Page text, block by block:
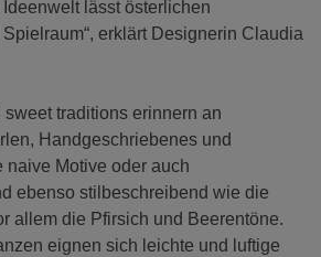
lässt österlichen
erklärt Designerin Claudia
traditions erinnern an
Handgeschriebenes und
naive Motive oder auch
ebenso stilbeschreibend wie die
allem die Pfirsich und Beerentöne.
eignen sich leichte und luftige